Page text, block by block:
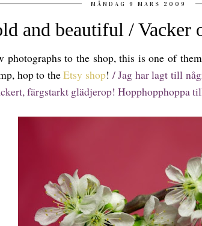
MÅNDAG 9 MARS 2009
and beautiful / Vacker
photographs to the shop, this is one of
hop to theEtsy shop! / Jag har lagt till
färgstarkt glädjerop! Hopphopphoppa